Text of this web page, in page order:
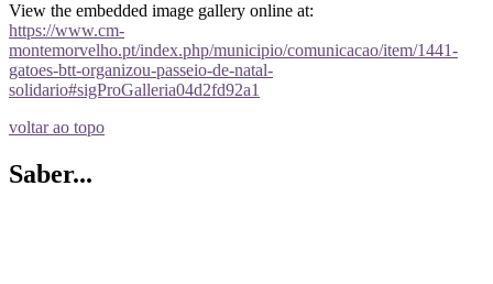
View the embedded image gallery online at:
https://www.cm-
montemorvelho.pt/index.php/municipio/comunicacao/item/1441-
gatoes-btt-organizou-passeio-de-natal-
solidario#sigProGalleria04d2fd92a1
voltar ao topo
Saber...